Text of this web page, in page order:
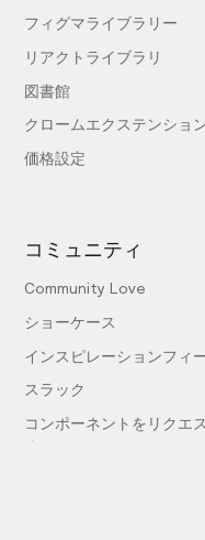
フィグマライブラリー
リアクトライブラリ
図書館
クロームエクステンショ
価格設定
コミュニティ
Community Love
ショーケース
インスピレーションフィ
スラック
コンポーネントをリクエ
する